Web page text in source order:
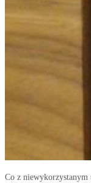
Co z niewykorzystanym